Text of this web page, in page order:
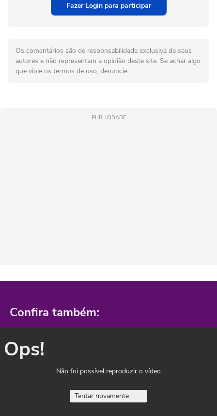
Fazer Login para participar
Os comentários são de responsabilidade exclusiva de seus
autores e não representam a opinião deste site. Se achar algo
que viole os termos de uso, denuncie.
PUBLICIDADE
Confira também:
Ops!
Não foi possível reproduzir o vídeo
Tentar novamente